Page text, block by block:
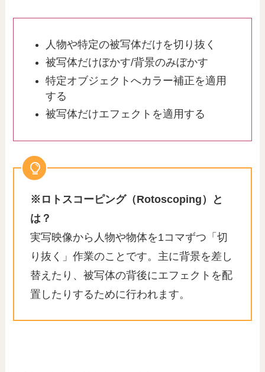
人物や特定の被写体だけを切り抜く
被写体だけぼかす/背景のみぼかす
特定オブジェクトへカラー補正を適用
する
被写体だけエフェクトを適用する
※ロトスコーピング（Rotoscoping）と
は？
実写映像から人物や物体を1コマずつ「切
り抜く」作業のことです。主に背景を差し
替えたり、被写体の背後にエフェクトを配
置したりするために行われます。